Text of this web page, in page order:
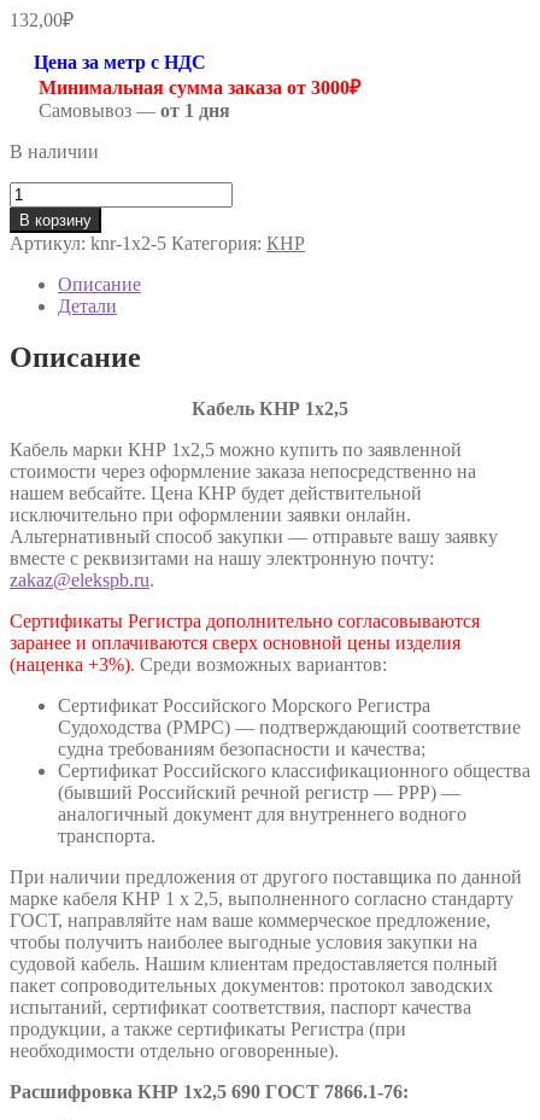
132,00₽
Цена за метр с НДС
Минимальная сумма заказа от 3000₽
Самовывоз — от 1 дня
В наличии
Количество
товара
КНР
1х2,5
ГОСТ
7866.1-
В корзину
Артикул: knr-1х2-5 Категория: КНР
Описание
Детали
Описание
Кабель КНР 1х2,5
Кабель марки КНР 1х2,5 можно купить по заявленной
стоимости через оформление заказа непосредственно на
нашем вебсайте. Цена КНР будет действительной
исключительно при оформлении заявки онлайн.
Альтернативный способ закупки — отправьте вашу заявку
вместе с реквизитами на нашу электронную почту:
zakaz@elekspb.ru.
Сертификаты Регистра дополнительно согласовываются
заранее и оплачиваются сверх основной цены изделия
(наценка +3%). Среди возможных вариантов:
Сертификат Российского Морского Регистра
Судоходства (РМРС) — подтверждающий соответствие
судна требованиям безопасности и качества;
Сертификат Российского классификационного общества
(бывший Российский речной регистр — РРР) —
аналогичный документ для внутреннего водного
транспорта.
При наличии предложения от другого поставщика по данной
марке кабеля КНР 1 х 2,5, выполненного согласно стандарту
ГОСТ, направляйте нам ваше коммерческое предложение,
чтобы получить наиболее выгодные условия закупки на
судовой кабель. Нашим клиентам предоставляется полный
пакет сопроводительных документов: протокол заводских
испытаний, сертификат соответствия, паспорт качества
продукции, а также сертификаты Регистра (при
необходимости отдельно оговоренные).
Расшифровка КНР 1х2,5 690 ГОСТ 7866.1-76: